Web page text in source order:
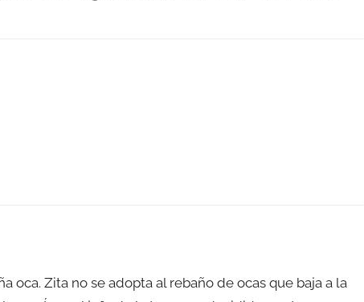
oca. Zita no se adopta al rebaño de ocas que baja a la